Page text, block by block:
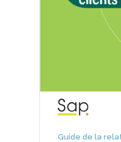
Guide de la